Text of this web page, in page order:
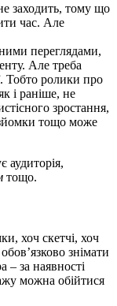
заходить, тому що
час. Але
переглядами,
Але треба
Тобто ролики про
і раніше, не
зростання,
тощо може
аудиторія,
тощо.
хоч скетчі, хоч
знімати
– за наявності
можна обійтися